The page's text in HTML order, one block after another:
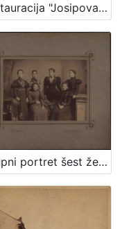
Restauracija "Josipovac" / Ivan Standl
Skupni portret šest ženskih osoba / Lafranchini